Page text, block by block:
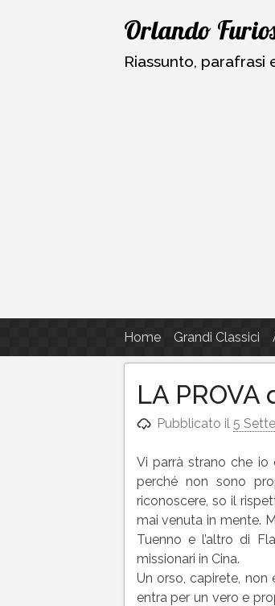
Vai
al
contenuto
Orlando
Riassunto,
Home Grandi Classici
LA
Pubblicato il5
Vi parrà strano che io
perché non sono
riconoscere, so il
mai venuta in mente.
Tuenno e l’altro di
missionari in Cina.
Un orso, capirete, non
entra per un vero e